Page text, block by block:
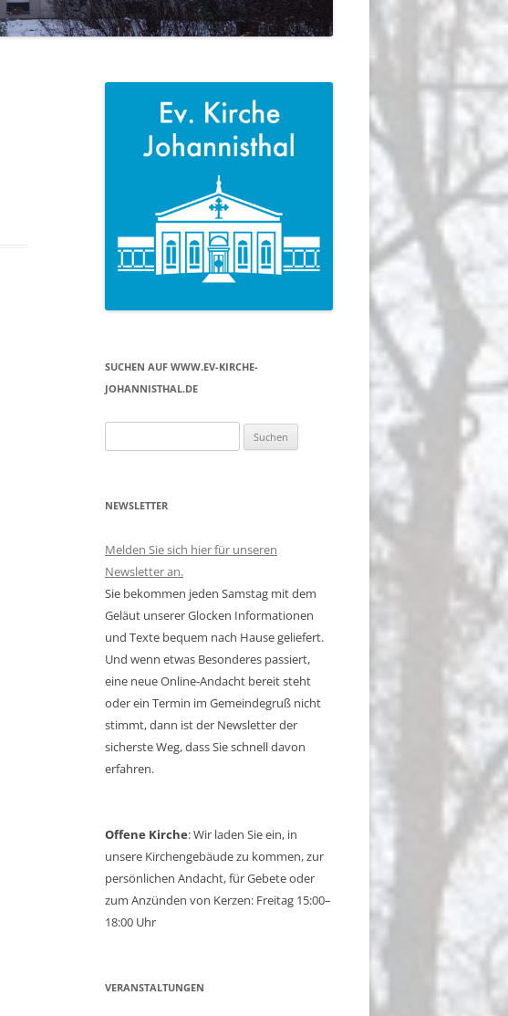
SUCHEN AUF WWW.EV-KIRCHE-
JOHANNISTHAL.DE
nach:
NEWSLETTER
Melden Sie sich hier für unseren
Newsletter an.
Sie bekommen jeden Samstag mit dem
Geläut unserer Glocken Informationen
und Texte bequem nach Hause geliefert.
Und wenn etwas Besonderes passiert,
eine neue Online-Andacht bereit steht
oder ein Termin im Gemeindegruß nicht
stimmt, dann ist der Newsletter der
sicherste Weg, dass Sie schnell davon
erfahren.
Offene Kirche: Wir laden Sie ein, in
unsere Kirchengebäude zu kommen, zur
persönlichen Andacht, für Gebete oder
zum Anzünden von Kerzen: Freitag 15:00–
18:00 Uhr
VERANSTALTUNGEN